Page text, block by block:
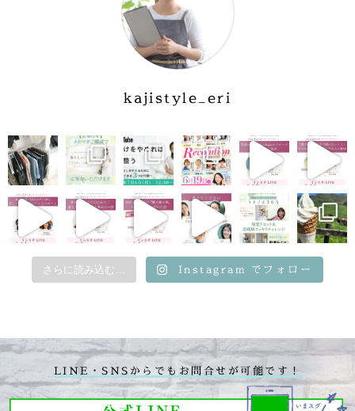
kajistyle_eri
さらに読み込む… Instagram でフォロー
LINE・SNSからでもお問合せが可能です！